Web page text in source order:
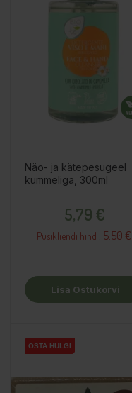
Näo- ja kätepesugeel
kummeliga, 300ml
5,79 €
Püsikliendi hind : 5.50 €
Lisa Ostukorvi
OSTA HULGI
OSTA HULGI
OSTA HULGI